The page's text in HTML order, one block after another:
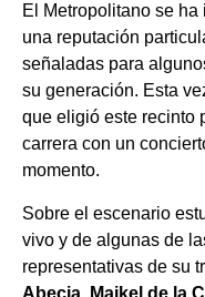
El Metropolitano se
una reputación
señaladas para
su generación. Esta
que eligió este recinto
carrera con un
momento.
Sobre el escenario
vivo y de algunas de
representativas de su
Abecia, Maikel de la